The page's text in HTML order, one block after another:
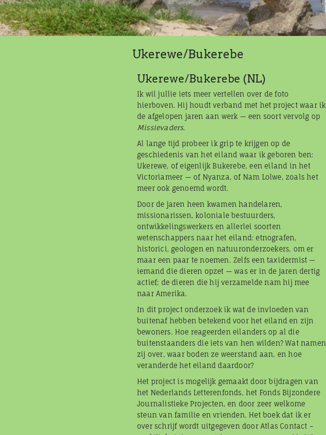
Ukerewe/Bukerebe
Ukerewe/Bukerebe (NL)
Ik wil jullie iets meer vertellen over de foto
hierboven. Hij houdt verband met het project waar ik
de afgelopen jaren aan werk — een soort vervolg op
Missievaders.
Al lange tijd probeer ik grip te krijgen op de
geschiedenis van het eiland waar ik geboren ben:
Ukerewe, of eigenlijk Bukerebe, een eiland in het
Victoriameer — of Nyanza, of Nam Lolwe, zoals het
meer ook genoemd wordt.
Door de jaren heen kwamen handelaren,
missionarissen, koloniale bestuurders,
ontwikkelingswerkers en allerlei soorten
wetenschappers naar het eiland: etnografen,
historici, geologen en natuuronderzoekers, om er
maar een paar te noemen. Zelfs een taxidermist —
iemand die dieren opzet — was er in de jaren dertig
actief; de dieren die hij verzamelde nam hij mee
naar Amerika.
In dit project onderzoek ik wat de invloeden van
buitenaf hebben betekend voor het eiland en zijn
bewoners. Hoe reageerden eilanders op al die
buitenstaanders die iets van hen wilden? Wat namen
zij over, waar boden ze weerstand aan, en hoe
veranderde het eiland daardoor?
Het project is mogelijk gemaakt door bijdragen van
het Nederlands Letterenfonds, het Fonds Bijzondere
Journalistieke Projecten, en door zeer welkome
steun van familie en vrienden. Het boek dat ik er
over schrijf wordt uitgegeven door Atlas Contact –